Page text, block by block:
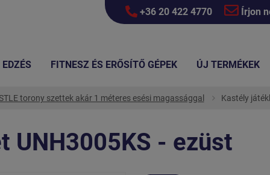
+36 20 422 4770 Írjon
torony szettek akár 1 méteres esési magassággal Kastély
UNH3005KS - ezüst
EDZÉS FITNESZ ÉS ERŐSÍTŐ GÉPEK ÚJ TERMÉKEK